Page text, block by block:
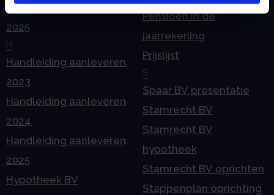
Geleidebiljet jaarstukken
2025
H
Handleiding aanleveren
2023
Handleiding aanleveren
2024
Handleiding aanleveren
2025
Hypotheek BV
Pensioen in de
jaarrekening
Prijslijst
S
Spaar BV presentatie
Stamrecht BV
Stamrecht BV
hypotheek
Stamrecht BV oprichten
Stappenplan oprichting